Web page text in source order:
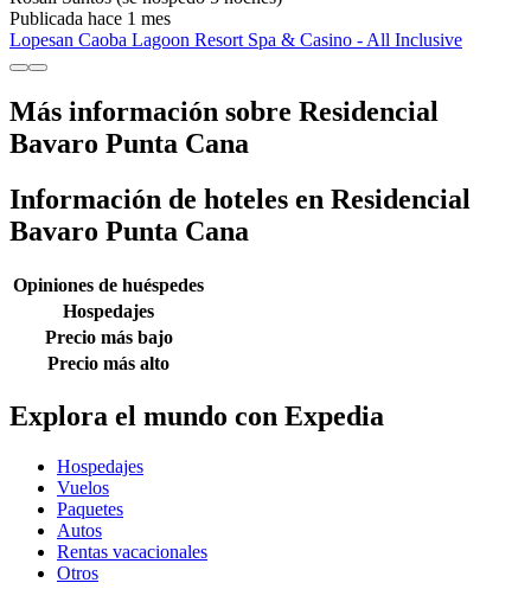
Publicada hace 1 mes
Lopesan Caoba Lagoon Resort Spa & Casino - All Inclusive
Más información sobre Residencial
Bavaro Punta Cana
Información de hoteles en Residencial
Bavaro Punta Cana
Opiniones de huéspedes
Hospedajes
Precio más bajo
Precio más alto
Explora el mundo con Expedia
Hospedajes
Vuelos
Paquetes
Autos
Rentas vacacionales
Otros